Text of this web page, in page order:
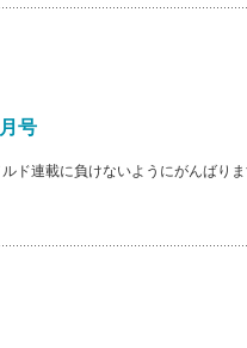
号
ド連載に負けないようにがんばり